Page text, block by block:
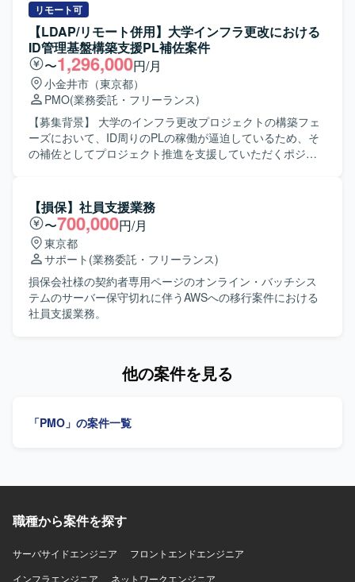
盤SEや技術調整SEとしての経験を積むことができます。構
築作業だけでなく、要件定義や技術評価、関係者調整など
上流寄りの業務を通じて、インフラアーキテクチャやセキ
ュリティ、非機能要件に関する知見を広く深く身につけて
いただけます。 【開発環境】 AWSクラウド基盤を中心とし
たインフラ環境となります。ネットワーク、認証、鍵管理
などの基盤セキュリティや、外部システムとの接続を含む
構成評価に携わっていただきます。
ナ環境への移行計画の立案および実行を担当していただき
ます。 ・コンテナ化に伴う現在の運用フローと新規運用フ
ローの擦り合わせや調整を行い、運用しやすい環境へ整備
を推進していただきます。 【求める人物像】 ・社内エンジ
ニアや関係者と円滑にコミュニケーションを取りながら、
主体的に課題解決を進めていただける方を求めておりま
す。 ・クラウドやコンテナ技術の動向に関心を持ち、自ら
キャッチアップしていける方を歓迎いたします。 【ポジシ
ョンの魅力】 ・大規模ECシステムのクラウド・コンテナ基
盤の構築および移行に上流から関わることができ、インフ
技術を実案件で活用しながら経験を積んでいただけます。
【開発環境】 ・クラウド：Azure、AWS ・コンテナオーケ
ストレーション：Kubernetes ・構成管理／IaC：Terraform
等 ・CI/CD：コンテナ環境向けCI/CDパイプライン（詳細は
プロジェクト内ルールに準拠）
リモート可
【LDAP/リモート併用】大学インフラ更改における
ID管理基盤構築支援PL補佐案件
〜1,296,000円/月
小金井市（東京都）
PMO(業務委託・フリーランス)
【募集背景】 大学のインフラ更改プロジェクトの構築フェ
ーズにおいて、ID周りのPLの稼働が逼迫しているため、そ
の補佐としてプロジェクト推進を支援していただくポジシ
補佐としてプロジェクト推進や進捗管理支援を担当してい
ただきます。LDAPを中心としたID管理基盤の設計・構築お
よび各種調整対応を実施していただきます。顧客および関
係ベンダーとの折衝や課題管理を行っていただきます。PL
のリソース不足領域を巻き取り、主体的に課題解決に取り
組んでいただきます。各種ドキュメント作成、レビュー、
会議対応を行っていただきます。スケジュール管理および
構築フェーズ全体の推進支援を担当していただきます。
いスケジュール下でも粘り強くプロジェクトを前進させら
魅力】 大学の大規模インフラ更改プロジェクトにおいて、
ール管理などプロジェクトマネジメント寄りの経験を積む
は、その後の大規模案件でのキャリアにもつながります。
DirectoryやMicrosoft Entra ID などのディレクトリサービス
【損保】社員支援業務
〜700,000円/月
東京都
サポート (業務委託・フリーランス)
損保会社様の契約者専用ページのオンライン・バッチシス
テムのサーバー保守切れに伴うAWSへの移行案件における
社員支援業務。
他の案件を見る
「PMO」の案件一覧
職種から案件を探す
サーバサイドエンジニア
フロントエンドエンジニア
インフラエンジニア
ネットワークエンジニア